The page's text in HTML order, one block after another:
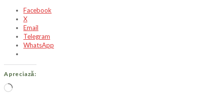
Facebook
X
Email
Telegram
WhatsApp
Apreciază:
Încarc...